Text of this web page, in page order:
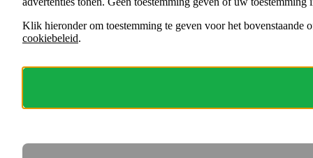
Klik hieronder om toestemming te geven voor het bovenstaande
cookiebeleid.